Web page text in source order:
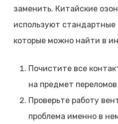
заменить. Китайские
используют стандартные
которые можно найти в
Почистите все
на предмет переломов
Проверьте работу
проблема именно в